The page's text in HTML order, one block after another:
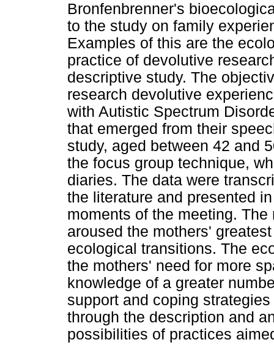
Bronfenbrenner's
to the study on family
Examples of this are the
practice of devolutive
descriptive study. The
research devolutive
with Autistic Spectrum
that emerged from their
study, aged between 42 and
the focus group technique,
diaries. The data were
the literature and presented
moments of the meeting.
aroused the mothers'
ecological transitions. The
the mothers' need for more
knowledge of a greater
support and coping
through the description and
possibilities of practices